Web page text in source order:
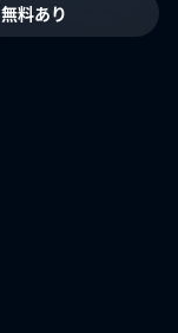
無料あり